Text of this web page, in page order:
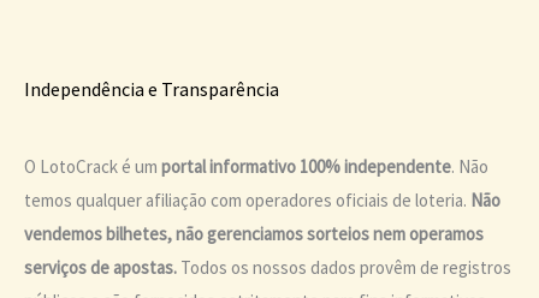
Independência e Transparência
O LotoCrack é um portal informativo 100% independente. Não
temos qualquer afiliação com operadores oficiais de loteria. Não
vendemos bilhetes, não gerenciamos sorteios nem operamos
serviços de apostas. Todos os nossos dados provêm de registros